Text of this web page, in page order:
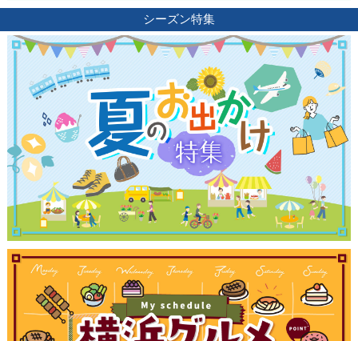
シーズン特集
観光ガイド
ランキング
ブログ記事